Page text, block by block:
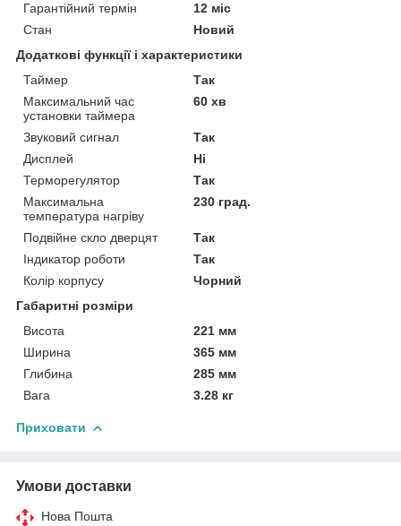
Гарантійний термін
12 міс
Стан
Новий
Додаткові функції і характеристики
Таймер
Так
Максимальний час
установки таймера
60 хв
Звуковий сигнал
Так
Дисплей
Ні
Терморегулятор
Так
Максимальна
температура нагріву
230 град.
Подвійне скло дверцят
Так
Індикатор роботи
Так
Колір корпусу
Чорний
Габаритні розміри
Висота
221 мм
Ширина
365 мм
Глибина
285 мм
Вага
3.28 кг
Приховати
Умови доставки
Нова Пошта